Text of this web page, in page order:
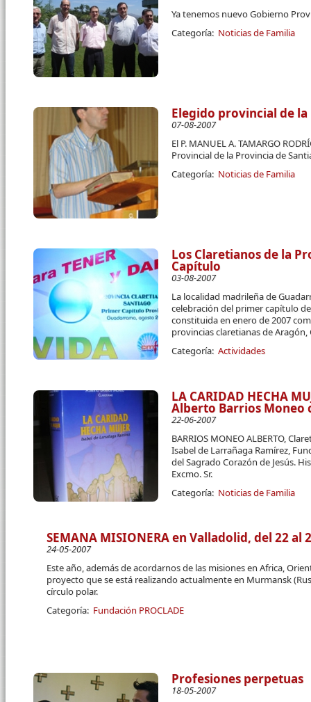
Ya tenemos nuevo Gobierno
Categoría: Noticias de Familia
Elegido provincial de
07-08-2007
El P. MANUEL A. TAMARGO
Provincial de la Provincia de
Categoría: Noticias de Familia
Los Claretianos de la
Capítulo
03-08-2007
La localidad madrileña de
celebración del primer capítulo
constituida en enero de 2007
provincias claretianas de Aragón,
Categoría: Actividades
LA CARIDAD HECHA
Alberto Barrios Moneo
22-06-2007
BARRIOS MONEO ALBERTO,
Isabel de Larrañaga Ramírez,
del Sagrado Corazón de Jesús.
Excmo. Sr.
Categoría: Noticias de Familia
SEMANA MISIONERA en Valladolid, del 22 al
24-05-2007
Este año, además de acordarnos de las misiones en Africa,
proyecto que se está realizando actualmente en Murmansk
círculo polar.
Categoría: Fundación PROCLADE
Profesiones perpetuas
18-05-2007